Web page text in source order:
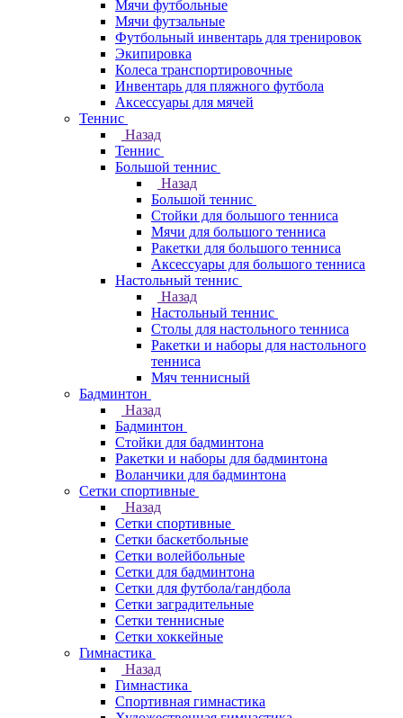
Мячи футбольные
Мячи футзальные
Футбольный инвентарь для тренировок
Экипировка
Колеса транспортировочные
Инвентарь для пляжного футбола
Аксессуары для мячей
Теннис
Назад
Теннис
Большой теннис
Назад
Большой теннис
Стойки для большого тенниса
Мячи для большого тенниса
Ракетки для большого тенниса
Аксессуары для большого тенниса
Настольный теннис
Назад
Настольный теннис
Столы для настольного тенниса
Ракетки и наборы для настольного
тенниса
Мяч теннисный
Бадминтон
Назад
Бадминтон
Стойки для бадминтона
Ракетки и наборы для бадминтона
Воланчики для бадминтона
Сетки спортивные
Назад
Сетки спортивные
Сетки баскетбольные
Сетки волейбольные
Сетки для бадминтона
Сетки для футбола/гандбола
Сетки заградительные
Сетки теннисные
Сетки хоккейные
Гимнастика
Назад
Гимнастика
Спортивная гимнастика